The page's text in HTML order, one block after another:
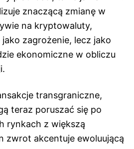
znaczącą zmianę w
na kryptowaluty,
zagrożenie, lecz jako
ekonomiczne w obliczu
transgraniczne,
teraz poruszać się po
rynkach z większą
zwrot akcentuje ewoluującą